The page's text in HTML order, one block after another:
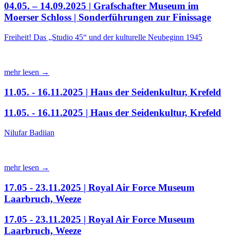
04.05. – 14.09.2025 | Grafschafter Museum im
Moerser Schloss | Sonderführungen zur Finissage
Freiheit! Das „Studio 45“ und der kulturelle Neubeginn 1945
mehr lesen →
11.05. - 16.11.2025 | Haus der Seidenkultur, Krefeld
11.05. - 16.11.2025 | Haus der Seidenkultur, Krefeld
Nilufar Badiian
mehr lesen →
17.05 - 23.11.2025 | Royal Air Force Museum
Laarbruch, Weeze
17.05 - 23.11.2025 | Royal Air Force Museum
Laarbruch, Weeze